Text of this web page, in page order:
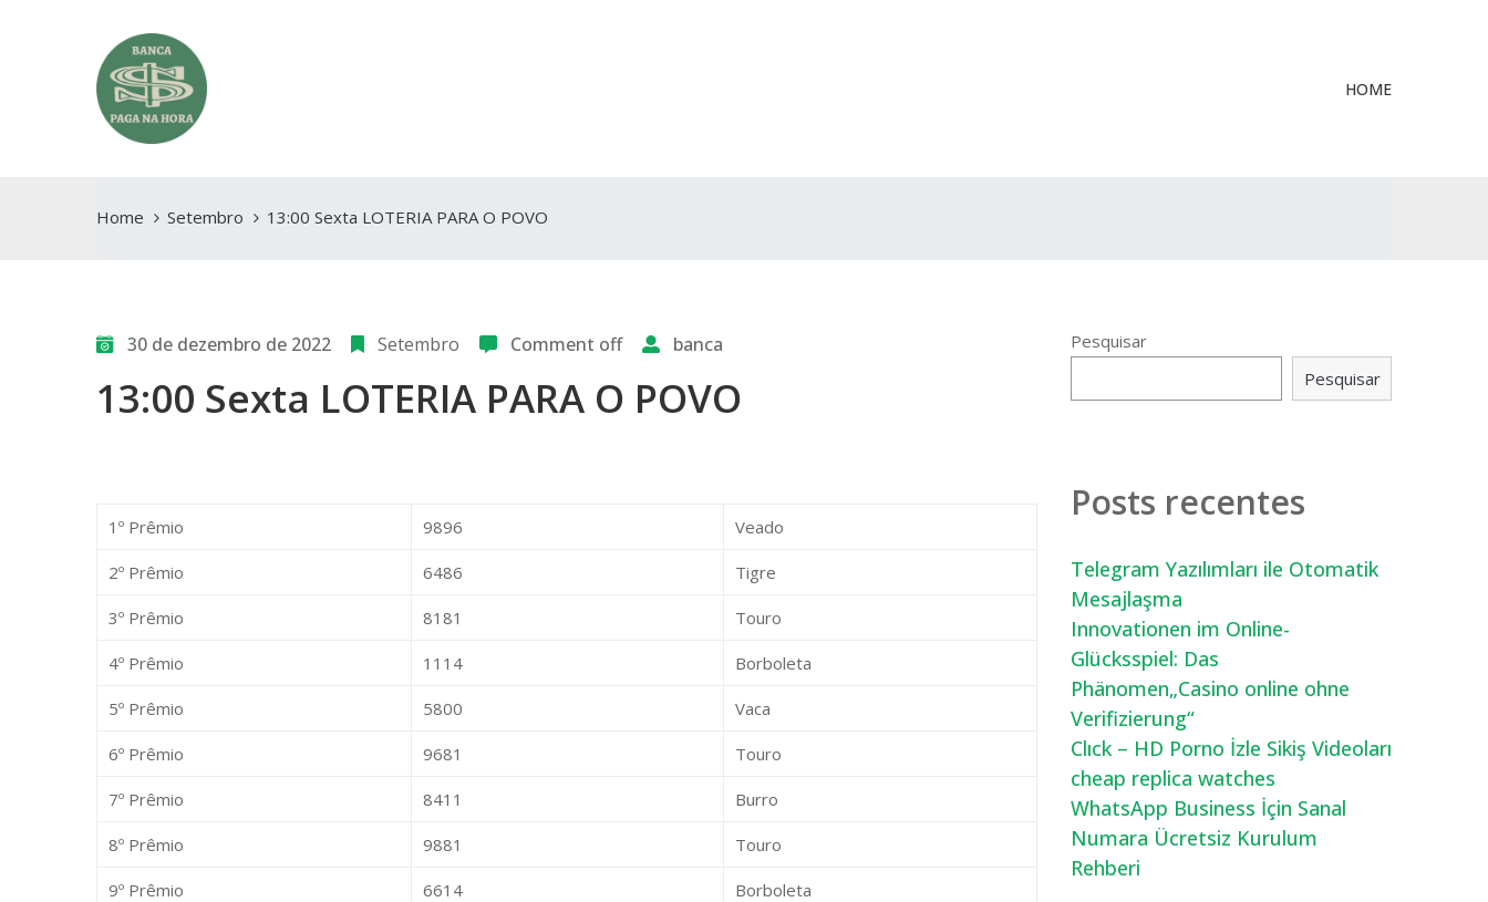
HOME
Home Setembro 13:00 Sexta LOTERIA PARA O POVO
30 de dezembro de 2022 Setembro Comment off banca
13:00 Sexta LOTERIA PARA O POVO
1º Prêmio 9896 Veado
2º Prêmio 6486 Tigre
3º Prêmio 8181 Touro
4º Prêmio 1114 Borboleta
5º Prêmio 5800 Vaca
6º Prêmio 9681 Touro
7º Prêmio 8411 Burro
8º Prêmio 9881 Touro
9º Prêmio 6614 Borboleta
Pesquisar
Pesquisar
Posts recentes
Telegram Yazılımları ile Otomatik
Mesajlaşma
Innovationen im Online-
Glücksspiel: Das
Phänomen„Casino online ohne
Verifizierung“
Clıck – HD Porno İzle Sikiş Videoları
cheap replica watches
WhatsApp Business İçin Sanal
Numara Ücretsiz Kurulum
Rehberi